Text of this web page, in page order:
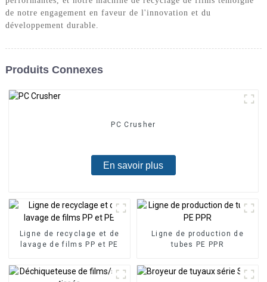
de notre engagement en faveur de l'innovation et du
développement durable.
Produits Connexes
PC Crusher
En savoir plus
Ligne de recyclage et de
lavage de films PP et PE
Ligne de production de
tubes PE PPR